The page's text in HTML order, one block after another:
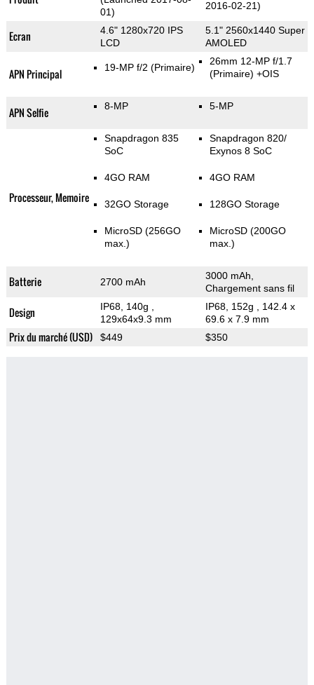
01)
2016-02-21)
Ecran
4.6" 1280x720 IPS
LCD
5.1" 2560x1440 Super
AMOLED
APN Principal 19-MP f/2 (Primaire)
26mm 12-MP f/1.7
(Primaire) +OIS
APN Selfie 8-MP 5-MP
Processeur, Memoire
Snapdragon 835
SoC
4GO RAM
32GO Storage
MicroSD (256GO
max.)
Snapdragon 820/
Exynos 8 SoC
4GO RAM
128GO Storage
MicroSD (200GO
max.)
Batterie 2700 mAh
3000 mAh,
Chargement sans fil
Design IP68, 140g
129x64x9.3 mm
IP68, 152g
, 142.4 x
69.6 x 7.9 mm
Prix du marché (USD) $449 $350